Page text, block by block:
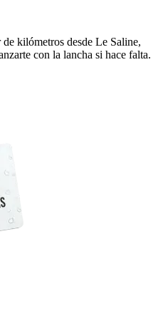
kilómetros desde Le Saline,
con la lancha si hace falta.